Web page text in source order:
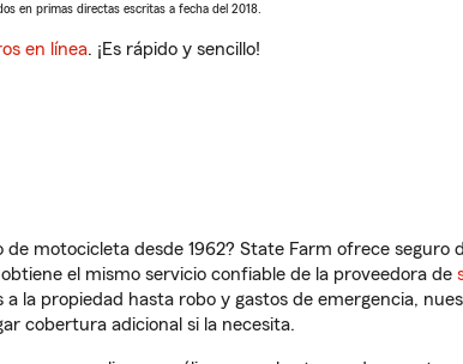
en primas directas escritas a fecha del 2018.
en línea. ¡Es rápido y sencillo!
motocicleta desde 1962? State Farm ofrece
el mismo servicio confiable de la proveedora de
a la propiedad hasta robo y gastos de emergencia,
cobertura adicional si la necesita.